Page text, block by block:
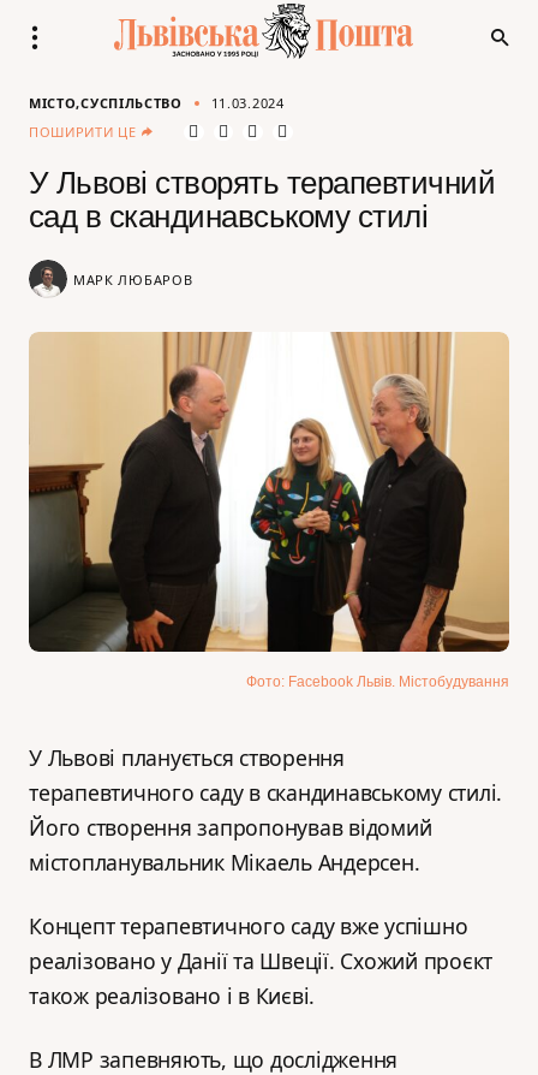
МІСТО СУСПІЛЬСТВО
11.03.2024
ПОШИРИТИ ЦЕ
У Львові створять терапевтичний
сад в скандинавському стилі
МАРК ЛЮБАРОВ
Фото: Facebook Львів. Містобудування
У Львові планується створення
терапевтичного саду в скандинавському стилі.
Його створення запропонував відомий
містопланувальник Мікаель Андерсен.
Концепт терапевтичного саду вже успішно
реалізовано у Данії та Швеції. Схожий проєкт
також реалізовано і в Києві.
В ЛМР запевняють, що дослідження